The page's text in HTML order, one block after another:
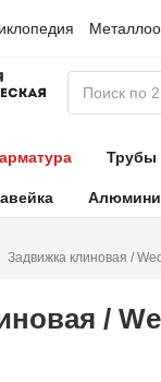
Трубы
Задвижка клиновая /
/